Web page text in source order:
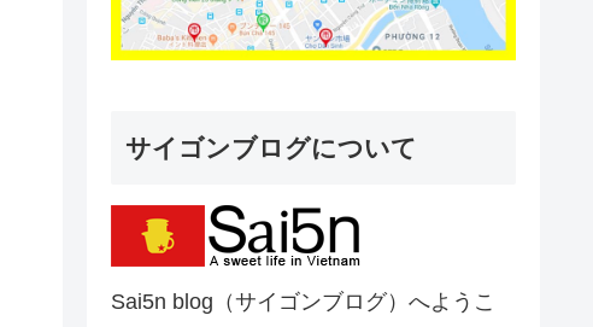
サイゴンブログについて
Sai5n blog（サイゴンブログ）へようこ